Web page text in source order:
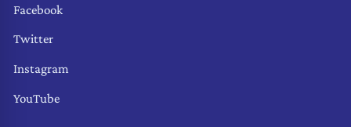
Facebook
Twitter
Instagram
YouTube